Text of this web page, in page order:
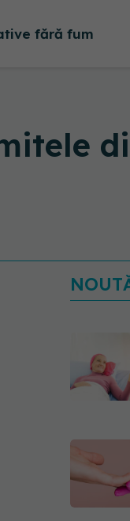
fără fum